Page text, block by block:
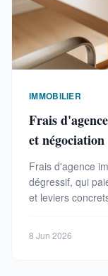
IMMOBILIER
Frais
et négociation
Frais d'agence
dégressif, qui
et leviers
8 Jun 2026